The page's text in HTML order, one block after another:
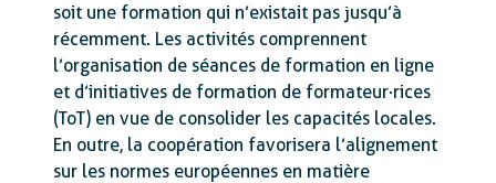
soit une formation qui n’existait pas jusqu’à
récemment. Les activités comprennent
l’organisation de séances de formation en ligne
et d’initiatives de formation de formateur·rices
(ToT) en vue de consolider les capacités locales.
En outre, la coopération favorisera l’alignement
sur les normes européennes en matière